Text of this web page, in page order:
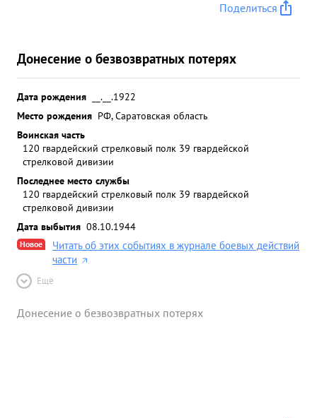
Поделиться
Донесение о безвозвратных потерях
Дата рождения
__.__.1922
Место рождения РФ, Саратовская область
Воинская часть
120 гвардейский стрелковый полк 39 гвардейской
стрелковой дивизии
Последнее место службы
120 гвардейский стрелковый полк 39 гвардейской
стрелковой дивизии
Дата выбытия 08.10.1944
Новое
Читать об этих событиях в журнале боевых действий
части
Ещё
Донесение о безвозвратных потерях